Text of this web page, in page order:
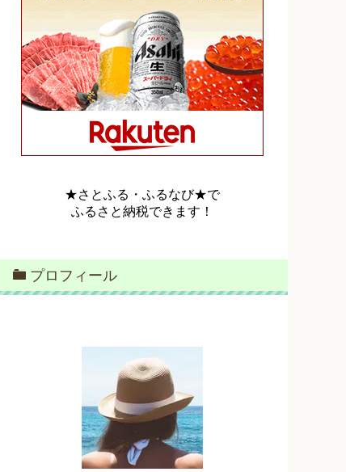
★さとふる・ふるなび★で
ふるさと納税できます！
プロフィール